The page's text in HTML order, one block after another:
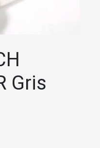
Gris